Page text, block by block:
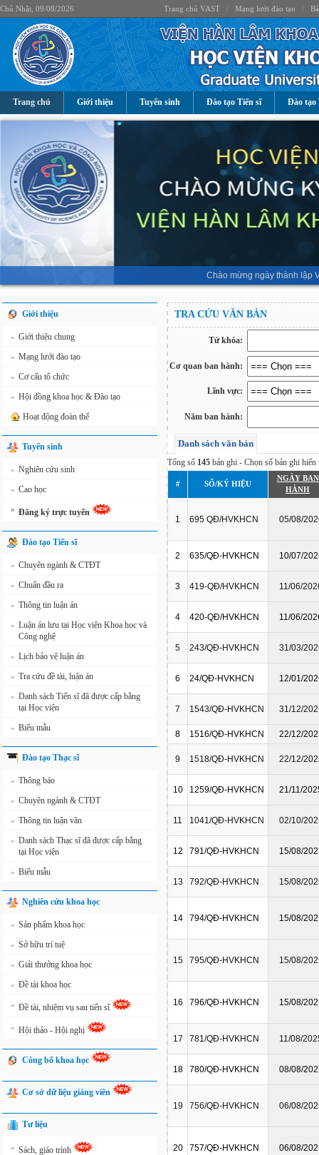
Chủ Nhật, 09/08/2026 Trang chủ VAST Mạng lưới đào tạo
Trang chủ Giới thiệu Tuyển sinh Đào tạo Tiến sĩ Đào tạo
Chào mừng ngày thành lập
Giới thiệu
» Giới thiệu chung
» Mạng lưới đào tạo
» Cơ cấu tổ chức
» Hội đồng khoa học & Đào tạo
Hoạt động đoàn thể
Tuyển sinh
» Nghiên cứu sinh
» Cao học
» Đăng ký trực tuyến
Đào tạo Tiến sĩ
» Chuyên ngành & CTĐT
» Chuẩn đầu ra
» Thông tin luận án
» Luận án lưu tại Học viện Khoa học và
Công nghệ
» Lịch bảo vệ luận án
» Tra cứu đề tài, luận án
» Danh sách Tiến sĩ đã được cấp bằng
tại Học viện
» Biểu mẫu
Đào tạo Thạc sĩ
» Thông báo
» Chuyên ngành & CTĐT
» Thông tin luận văn
» Danh sách Thạc sĩ đã được cấp bằng
tại Học viện
» Biểu mẫu
Nghiên cứu khoa học
» Sản phẩm khoa học
» Sở hữu trí tuệ
» Giải thưởng khoa học
» Đề tài khoa học
» Đề tài, nhiệm vụ sau tiến sĩ
» Hội thảo - Hội nghị
Công bố khoa học
Cơ sở dữ liệu giảng viên
Tư liệu
» Sách, giáo trình
TRA CỨU VĂN BẢN
Từ khóa:
Cơ quan ban hành:
Lĩnh vực:
Năm ban hành:
Danh sách văn bản
Tổng số 145 bản ghi - Chọn số bản ghi hiển
# SỐ/KÝ HIỆU
NGÀY BAN
HÀNH
1 695 QĐ/HVKHCN 05/08/
2 635/QĐ-HVKHCN 10/07/
3 419-QĐ/HVKHCN 11/06/
4 420-QĐ/HVKHCN 11/06/
5 243/QĐ-HVKHCN 31/03/
6 24/QĐ-HVKHCN 12/01/
7 1543/QĐ-HVKHCN 31/12/
8 1516/QĐ-HVKHCN 22/12/
9 1518/QĐ-HVKHCN 22/12/
10 1259/QĐ-HVKHCN 21/11/
11 1041/QĐ-HVKHCN 02/10/
12 791/QĐ-HVKHCN 15/08/
13 792/QĐ-HVKHCN 15/08/
14 794/QĐ-HVKHCN 15/08/
15 795/QĐ-HVKHCN 15/08/
16 796/QĐ-HVKHCN 15/08/
17 781/QĐ-HVKHCN 11/08/
18 780/QĐ-HVKHCN 08/08/
19 756/QĐ-HVKHCN 06/08/
20 757/QĐ-HVKHCN 06/08/